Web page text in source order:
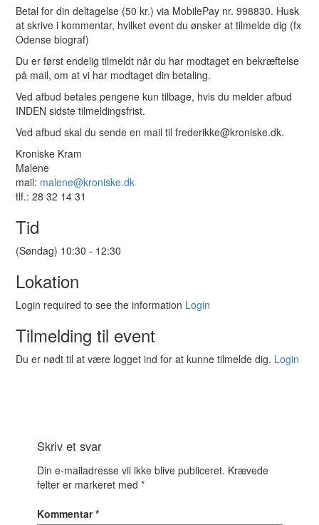
Betal for din deltagelse (50 kr.) via MobilePay nr. 998830. Husk
at skrive i kommentar, hvilket event du ønsker at tilmelde dig (fx
Odense biograf)
Du er først endelig tilmeldt når du har modtaget en bekræftelse
på mail, om at vi har modtaget din betaling.
Ved afbud betales pengene kun tilbage, hvis du melder afbud
INDEN sidste tilmeldingsfrist.
Ved afbud skal du sende en mail til frederikke@kroniske.dk.
Kroniske Kram
Malene
mail: malene@kroniske.dk
tlf.: 28 32 14 31
Tid
(Søndag) 10:30 - 12:30
Lokation
Login required to see the information Login
Tilmelding til event
Du er nødt til at være logget ind for at kunne tilmelde dig. Login
Skriv et svar
Din e-mailadresse vil ikke blive publiceret. Krævede
felter er markeret med *
Kommentar*